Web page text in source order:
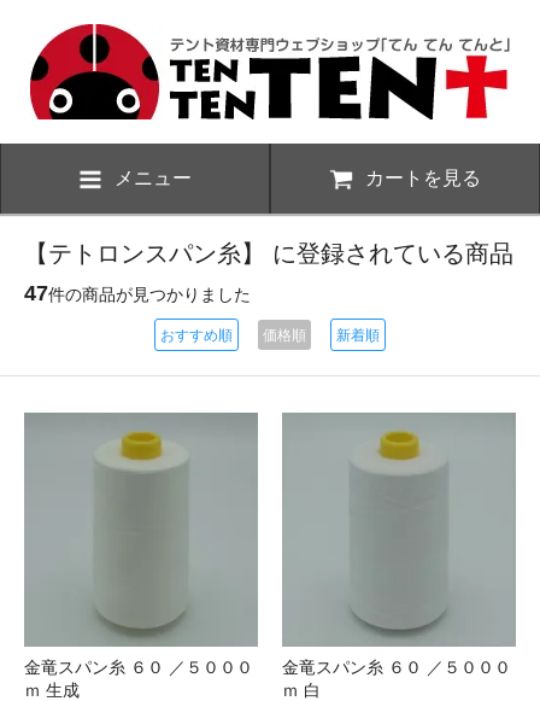
メニュー カートを見る
【テトロンスパン糸】 に登録されている商品
47件の商品が見つかりました
おすすめ順 価格順 新着順
金竜スパン糸 ６０ ／５０００
ｍ 生成
金竜スパン糸 ６０ ／５０００
ｍ 白